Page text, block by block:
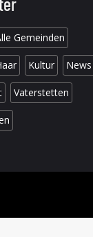
Gemeinden
Kultur News
Vaterstetten